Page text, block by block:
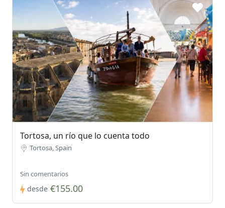
Tortosa, un río que lo cuenta todo
Tortosa, Spain
Sin comentarios
desde €155.00